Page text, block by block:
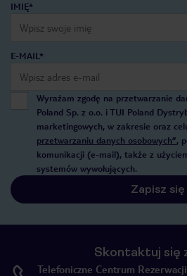
IMIĘ*
E-MAIL*
Wyrażam zgodę na przetwarzanie
Poland Sp. z o.o. i TUI Poland
marketingowych, w zakresie oraz
przetwarzaniu danych osobowych”,
komunikacji (e-mail), także z
systemów wywołujących.
Zapisz się
Skontaktuj się
Telefoniczne Centrum Rezerwacji